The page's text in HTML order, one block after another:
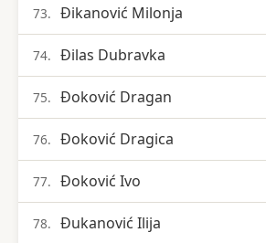
73. Đikanović Milonja
74. Đilas Dubravka
75. Đoković Dragan
76. Đoković Dragica
77. Đoković Ivo
78. Đukanović Ilija